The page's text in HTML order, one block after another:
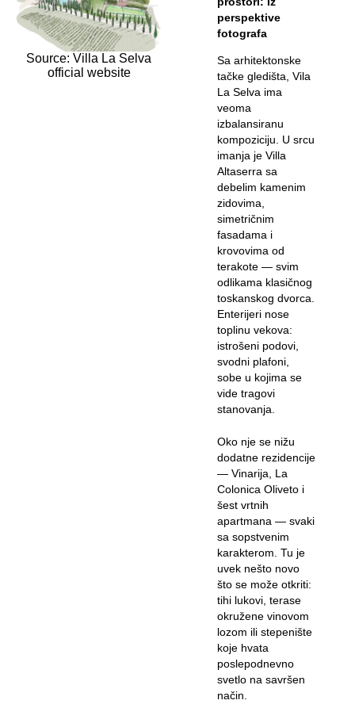
Source: Villa La Selva
official website
perspektive
fotografa
Sa arhitektonske
tačke gledišta, Vila
La Selva ima
veoma
izbalansiranu
kompoziciju. U srcu
imanja je Villa
Altaserra sa
debelim kamenim
zidovima,
simetričnim
fasadama i
krovovima od
terakote — svim
odlikama klasičnog
toskanskog dvorca.
Enterijeri nose
toplinu vekova:
istrošeni podovi,
svodni plafoni,
sobe u kojima se
vide tragovi
stanovanja.
Oko nje se nižu
dodatne rezidencije
— Vinarija, La
Colonica Oliveto i
šest vrtnih
apartmana — svaki
sa sopstvenim
karakterom. Tu je
uvek nešto novo
što se može otkriti:
tihi lukovi, terase
okružene vinovom
lozom ili stepenište
koje hvata
poslepodnevno
svetlo na savršen
način.